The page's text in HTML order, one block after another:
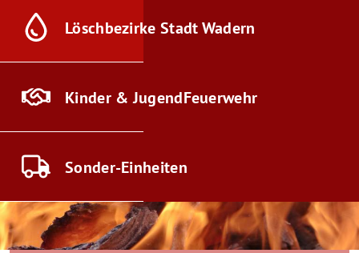
Löschbezirke Stadt Wadern
Kinder & JugendFeuerwehr
Sonder-Einheiten